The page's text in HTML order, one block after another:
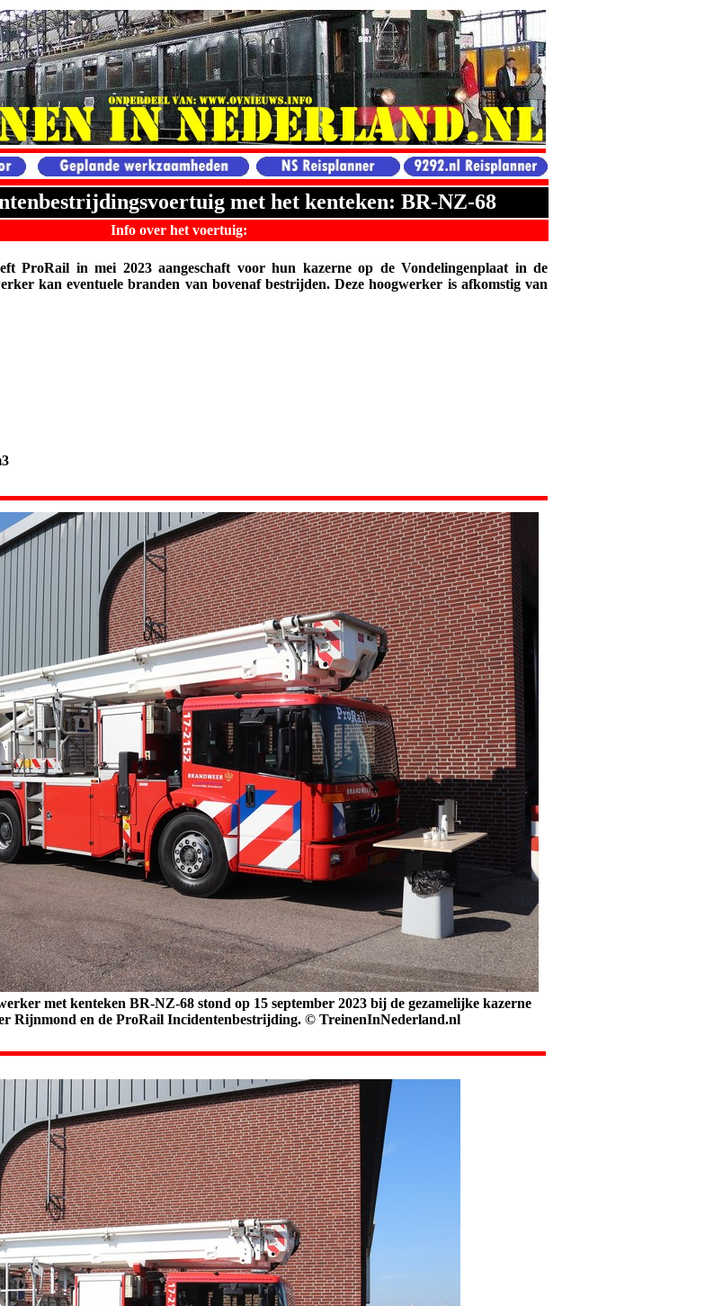
met het kenteken: BR-NZ-68
Info over het voertuig:
ProRail in mei 2023 aangeschaft voor hun kazerne op de Vondelingenplaat in de
kan eventuele branden van bovenaf bestrijden. Deze hoogwerker is afkomstig van
met kenteken BR-NZ-68 stond op 15 september 2023 bij de gezamelijke kazerne
Rijnmond en de ProRail Incidentenbestrijding. © TreinenInNederland.nl